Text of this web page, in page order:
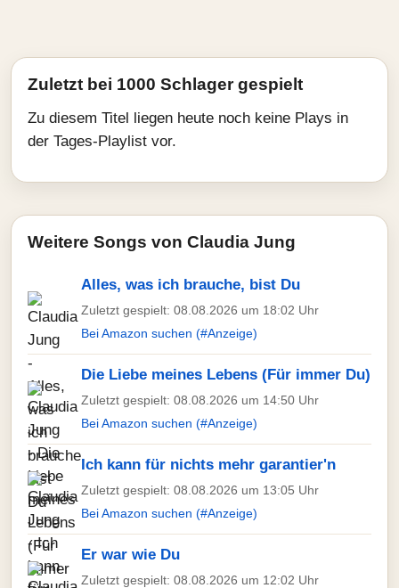
Zuletzt bei 1000 Schlager gespielt
Zu diesem Titel liegen heute noch keine Plays in
der Tages-Playlist vor.
Weitere Songs von Claudia Jung
Alles, was ich brauche, bist Du
Zuletzt gespielt: 08.08.2026 um 18:02 Uhr
Bei Amazon suchen (#Anzeige)
Die Liebe meines Lebens (Für immer Du)
Zuletzt gespielt: 08.08.2026 um 14:50 Uhr
Bei Amazon suchen (#Anzeige)
Ich kann für nichts mehr garantier'n
Zuletzt gespielt: 08.08.2026 um 13:05 Uhr
Bei Amazon suchen (#Anzeige)
Er war wie Du
Zuletzt gespielt: 08.08.2026 um 12:02 Uhr